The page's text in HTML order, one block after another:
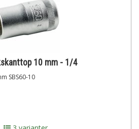
10 mm - 1/4
SBS60-10